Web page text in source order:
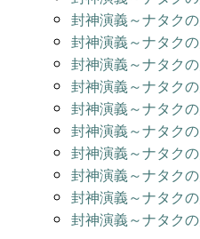
封神演義～ナタク
封神演義～ナタク
封神演義～ナタク
封神演義～ナタク
封神演義～ナタク
封神演義～ナタク
封神演義～ナタク
封神演義～ナタク
封神演義～ナタク
封神演義～ナタク